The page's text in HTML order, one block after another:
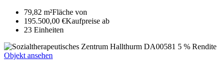
79,82 m²Fläche von
195.500,00 €Kaufpreise ab
23 Ein­heiten
DA00581 5 % Rendite
Objekt ansehen